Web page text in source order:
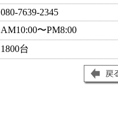
080-7639-2345
AM10:00〜PM8:00
1800台